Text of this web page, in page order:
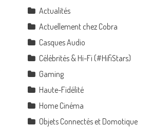
Actualités
Actuellement chez Cobra
Casques Audio
Célébrités & Hi-Fi (#HifiStars)
Gaming
Haute-Fidélité
Home Cinéma
Objets Connectés et Domotique